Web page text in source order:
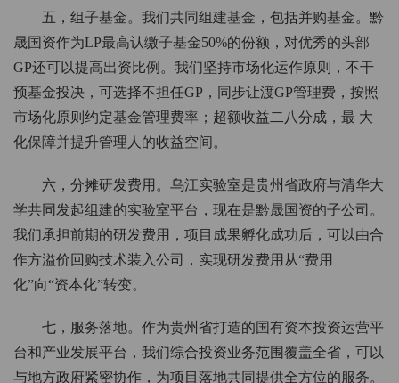
五，组子基金。我们共同组建基金，包括并购基金。黔
晟国资作为LP最高认缴子基金50%的份额，对优秀的头部
GP还可以提高出资比例。我们坚持市场化运作原则，不干
预基金投决，可选择不担任GP，同步让渡GP管理费，按照
市场化原则约定基金管理费率；超额收益二八分成，最 大
化保障并提升管理人的收益空间。
六，分摊研发费用。乌江实验室是贵州省政府与清华大
学共同发起组建的实验室平台，现在是黔晟国资的子公司。
我们承担前期的研发费用，项目成果孵化成功后，可以由合
作方溢价回购技术装入公司，实现研发费用从“费用
化”向“资本化”转变。
七，服务落地。作为贵州省打造的国有资本投资运营平
台和产业发展平台，我们综合投资业务范围覆盖全省，可以
与地方政府紧密协作，为项目落地共同提供全方位的服务。